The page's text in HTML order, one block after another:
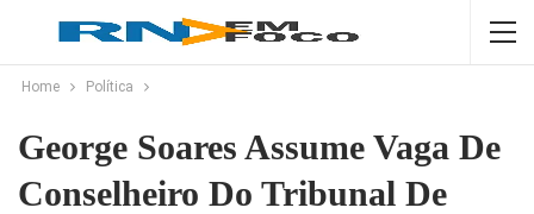
Home Política
George Soares Assume Vaga De
Conselheiro Do Tribunal De